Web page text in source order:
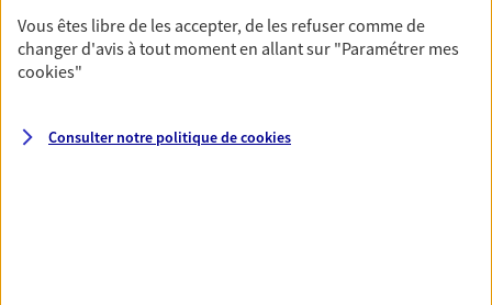
Découvrir l'offre Retraite
Pour un avenir serein, assurez-vous avec notre
contrat prévoyance. Préservez vos proches en cas
Vous êtes libre de les accepter, de les refuser comme de
changer d'avis à tout moment en allant sur "Paramétrer mes
cookies"
Consulter notre politique decookies